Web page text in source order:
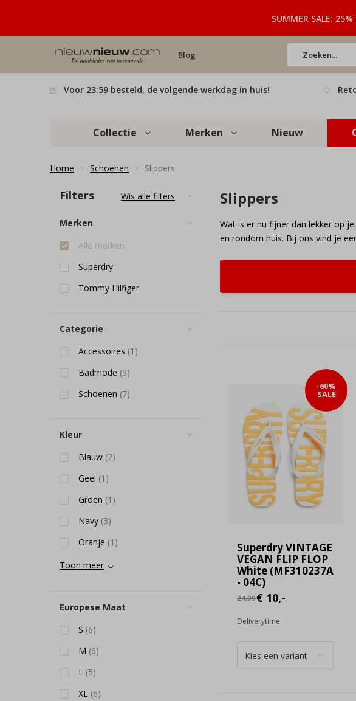
Blog
SUMMER SALE:
Voor 23:59 besteld, de volgende werkdag in huis!
Collectie Merken Nieuw
Home Schoenen Slippers
Slippers
Wat is er nu fijner dan lekker op
en rondom huis. Bij ons vind je
Superdry VINTAGE
VEGAN FLIP FLOP
White (MF310237A
- 04C)
-60%
SALE
24,99€ 10,-
Deliverytime
Filters Wis alle filters
Merken
Alle merken
Superdry
Tommy Hilfiger
Categorie
Accessoires (1)
Badmode (9)
Schoenen (7)
Kleur
Blauw (2)
Geel (1)
Groen (1)
Navy (3)
Oranje (1)
Toon meer
Europese Maat
S (6)
M (6)
L (5)
XL (6)